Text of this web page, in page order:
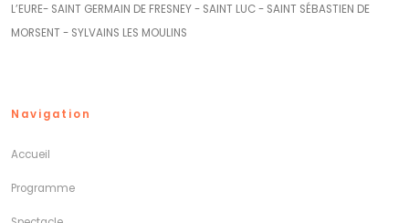
L’EURE- SAINT GERMAIN DE FRESNEY - SAINT LUC - SAINT SÉBASTIEN DE
MORSENT - SYLVAINS LES MOULINS
Navigation
Accueil
Programme